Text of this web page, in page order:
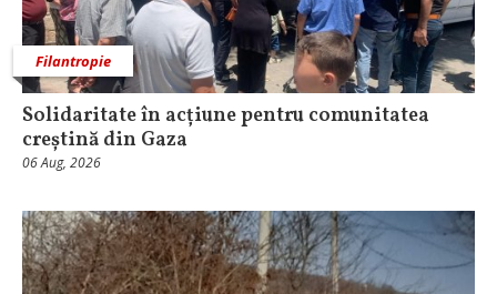
Filantropie
Solidaritate în acțiune pentru comunitatea
creștină din Gaza
06 Aug, 2026